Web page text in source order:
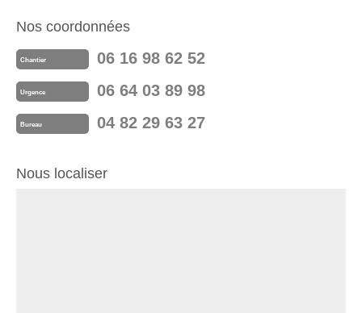
Nos coordonnées
Chantier 06 16 98 62 52
Urgence 06 64 03 89 98
Bureau 04 82 29 63 27
Nous localiser